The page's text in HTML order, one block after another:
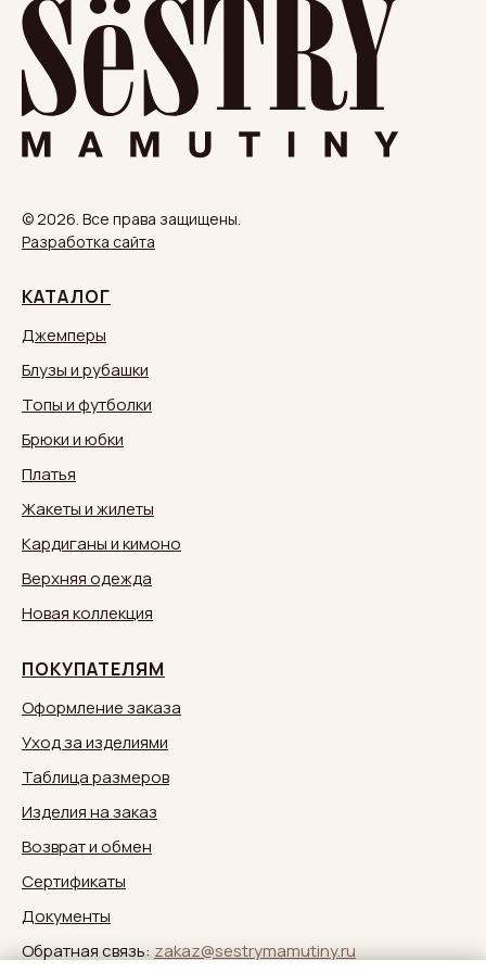
© 2026. Все права защищены.
Разработка сайта
КАТАЛОГ
Джемперы
Блузы и рубашки
Топы и футболки
Брюки и юбки
Платья
Жакеты и жилеты
Кардиганы и кимоно
Верхняя одежда
Новая коллекция
ПОКУПАТЕЛЯМ
Оформление заказа
Уход за изделиями
Таблица размеров
Изделия на заказ
Возврат и обмен
Сертификаты
Документы
Обратная связь: zakaz@sestrymamutiny.ru